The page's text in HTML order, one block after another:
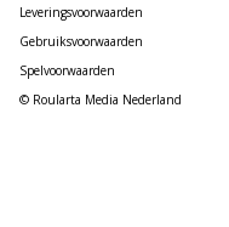
Leveringsvoorwaarden
Gebruiksvoorwaarden
Spelvoorwaarden
© Roularta Media Nederland